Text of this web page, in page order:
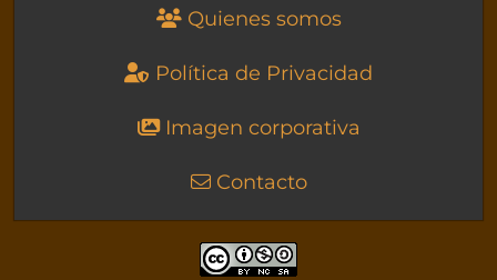
Quienes somos
Política de Privacidad
Imagen corporativa
Contacto